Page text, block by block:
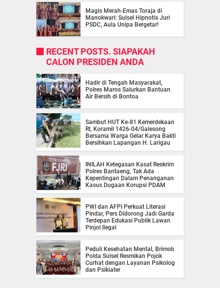
Magis Merah-Emas Toraja di
Manokwari: Sulsel Hipnotis Juri
PSDC, Aula Unipa Bergetar!
RECENT POSTS. SIAPAKAH
CALON PRESIDEN ANDA
Hadir di Tengah Masyarakat,
Polres Maros Salurkan Bantuan
Air Bersih di Bontoa
Sambut HUT Ke-81 Kemerdekaan
RI, Koramil 1426-04/Galesong
Bersama Warga Gelar Karya Bakti
Bersihkan Lapangan H. Larigau
INILAH Ketegasan Kasat Reskrim
Polres Bantaeng, Tak Ada
Kepentingan Dalam Penanganan
Kasus Dugaan Korupsi PDAM
PWI dan AFPI Perkuat Literasi
Pindar, Pers Didorong Jadi Garda
Terdepan Edukasi Publik Lawan
Pinjol Ilegal
Peduli Kesehatan Mental, Brimob
Polda Sulsel Resmikan Pojok
Curhat dengan Layanan Psikolog
dan Psikiater